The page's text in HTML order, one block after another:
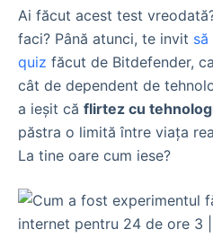
Ai făcut acest test
faci? Până atunci, te invit
quiz făcut de Bitdefender,
cât de dependent de
a ieșit că flirtez cu
păstra o limită între viața
La tine oare cum iese?